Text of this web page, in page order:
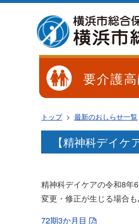
要介護
トップ> 最新のおしらせ一覧
【精神科デイ
精神科デイケアの令和8年
変更・修正が生じる場合
72期3か月目